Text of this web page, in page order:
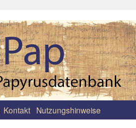
Kontakt Nutzungshinweise